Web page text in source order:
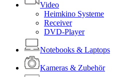
Video
Heimkino Systeme
Receiver
DVD-Player
Notebooks & Laptops
Kameras & Zubehör